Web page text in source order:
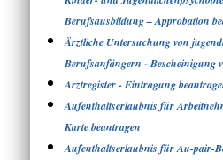
Berufsausbildung – Approbation
Ärztliche Untersuchung von
Berufsanfängern - Bescheinigung
Arztregister - Eintragung
Aufenthaltserlaubnis für
Karte beantragen
Aufenthaltserlaubnis für Au-pair-